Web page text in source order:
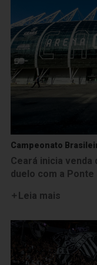
Campeonato
Ceará inicia
duelo com a
Leia mais